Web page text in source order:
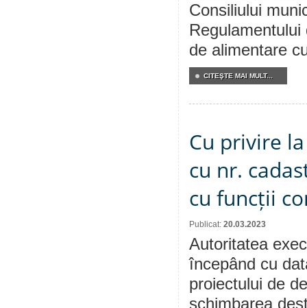
Consiliului
de alimentare
CITEŞTE MAI MULT...
Cu privire
cu nr.
cu funcții
Publicat: 20.03.2023
Autoritatea
începând cu
proiectului de
schimbarea